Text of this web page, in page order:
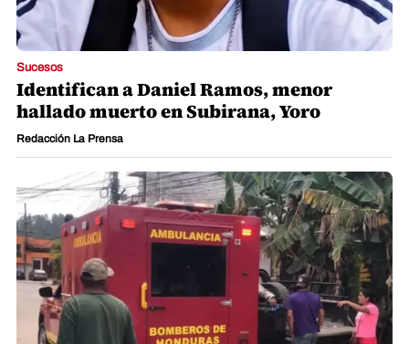
Sucesos
Identifican a Daniel Ramos, menor
hallado muerto en Subirana, Yoro
Redacción La Prensa